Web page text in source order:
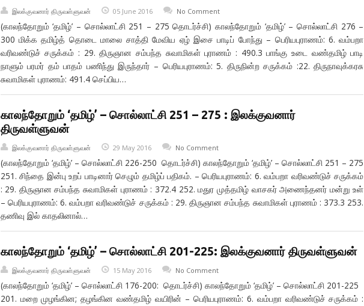
இலக்குவனார் திருவள்ளுவன் 05 June 2016 No Comment
(காலந்தோறும் ‘தமிழ்’ – சொல்லாட்சி 251 – 275 தொடர்ச்சி) காலந்தோறும் ‘தமிழ்’ – சொல்லாட்சி 276 –
300 மிக்க தமிழ்த் தொடை மாலை சாத்தி மேவிய ஏழ் இசை பாடிப் போந்து – பெரியபுராணம்: 6. வம்பறா
வரிவண்டுச் சருக்கம் : 29. திருஞான சம்பந்த சுவாமிகள் புராணம் : 490.3 பாங்கு உடை வண்தமிழ் பாடி
நாளும் பரமர் தம் பாதம் பணிந்து இருந்தார் – பெரியபுராணம்: 5. திருநின்ற சருக்கம் :22. திருநாவுக்கரசு
சுவாமிகள் புராணம்: 491.4 செப்பிய…
காலந்தோறும் ‘தமிழ்’ – சொல்லாட்சி 251 – 275 : இலக்குவனார்
திருவள்ளுவன்
இலக்குவனார் திருவள்ளுவன் 29 May 2016 No Comment
(காலந்தோறும் ‘தமிழ்’ – சொல்லாட்சி 226-250 தொடர்ச்சி) காலந்தோறும் ‘தமிழ்’ – சொல்லாட்சி 251 – 275
251. சிந்தை இன்பு உறப் பாடினார் செழும் தமிழ்ப் பதிகம். – பெரியபுராணம்: 6. வம்பறா வரிவண்டுச் சருக்கம்
: 29. திருஞான சம்பந்த சுவாமிகள் புராணம் : 372.4 252. மதுர முத்தமிழ் வாசகர் அணைந்தனர் மன்று உள்
– பெரியபுராணம்: 6. வம்பறா வரிவண்டுச் சருக்கம் : 29. திருஞான சம்பந்த சுவாமிகள் புராணம் : 373.3 253.
தணிவு இல் காதலினால்…
காலந்தோறும் ‘தமிழ்’ – சொல்லாட்சி 201-225: இலக்குவனார் திருவள்ளுவன்
இலக்குவனார் திருவள்ளுவன் 15 May 2016 No Comment
(காலந்தோறும் ‘தமிழ்’ – சொல்லாட்சி 176-200: தொடர்ச்சி) காலந்தோறும் ‘தமிழ்’ – சொல்லாட்சி 201-225
201. மறை முழங்கின; தழங்கின வண்தமிழ் வயிரின் – பெரியபுராணம்: 6. வம்பறா வரிவண்டுச் சருக்கம் :